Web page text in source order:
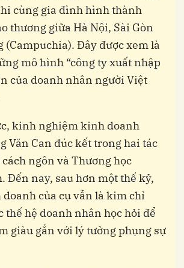
cùng gia đình hình thành
thương giữa Hà Nội, Sài Gòn
(Campuchia). Đây được xem là
mô hình “công ty xuất nhập
của doanh nhân người Việt
kinh nghiệm kinh doanh
Văn Can đúc kết trong hai tác
ngôn và Thương học
Đến nay, sau hơn một thế kỷ,
của cụ vẫn là kim chỉ
thế hệ doanh nhân học hỏi để
giàu gắn với lý tưởng phụng sự